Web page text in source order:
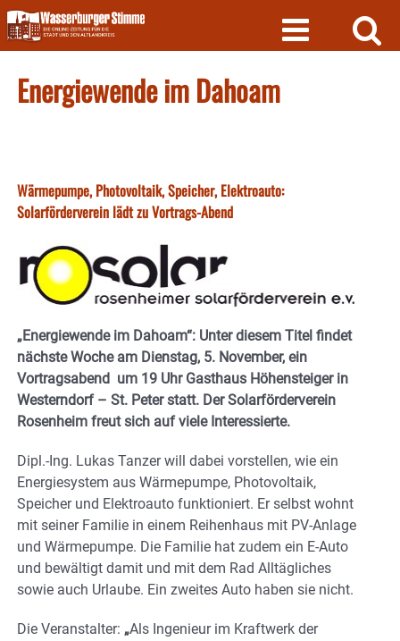
Skip
to
content
Energiewende im Dahoam
Wärmepumpe, Photovoltaik, Speicher, Elektroauto:
Solarförderverein lädt zu Vortrags-Abend
„Energiewende im Dahoam“: Unter diesem Titel findet
nächste Woche am Dienstag, 5. November, ein
Vortragsabend um 19 Uhr Gasthaus Höhensteiger in
Westerndorf – St. Peter statt. Der Solarförderverein
Rosenheim freut sich auf viele Interessierte.
Dipl.-Ing. Lukas Tanzer will dabei vorstellen, wie ein
Energiesystem aus Wärmepumpe, Photovoltaik,
Speicher und Elektroauto funktioniert. Er selbst wohnt
mit seiner Familie in einem Reihenhaus mit PV-Anlage
und Wärmepumpe. Die Familie hat zudem ein E-Auto
und bewältigt damit und mit dem Rad Alltägliches
sowie auch Urlaube. Ein zweites Auto haben sie nicht.
Die Veranstalter: „Als Ingenieur im Kraftwerk der